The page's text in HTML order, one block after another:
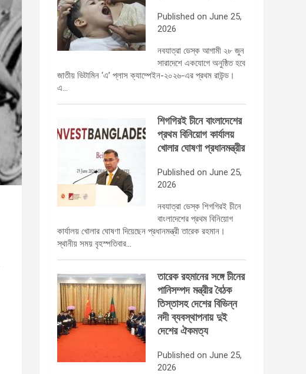
Published on June 25,
2026
নবযাত্রা ডেস্ক আগামী ২৮ জুন
সারাদেশে একযোগে অনুষ্ঠিত হবে
জাতীয় ভিটামিন ‘এ’ প্লাস ক্যাম্পেইন-২০২৬-এর প্রথম রাউন্ড।
এ…
শিগগিরই চীনে বাংলাদেশের
প্রথম বিনিয়োগ কার্যালয়
খোলার ঘোষণা প্রধানমন্ত্রীর
Published on June 25,
2026
নবযাত্রা ডেস্ক শিগগিরই চীনে
বাংলাদেশের প্রথম বিনিয়োগ
কার্যালয় খোলার ঘোষণা দিয়েছেন প্রধানমন্ত্রী তারেক রহমান।
স্থানীয় সময় বৃহস্পতিবার…
তারেক রহমানের সঙ্গে চীনের
পানিসম্পদ মন্ত্রীর বৈঠক
তিস্তাসহ দেশের বিভিন্ন
নদী ব্যবস্থাপনায় দুই
দেশের ঐকমত্য
Published on June 25,
2026